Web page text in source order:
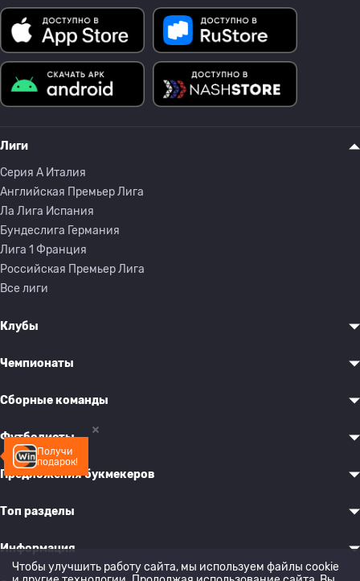
Получи
подарок!
Лиги
Серия A Италия
Английская Премьер Лига
Ла Лига Испания
Бундеслига Германия
Лига 1 Франция
Российская Премьер Лига
Все лиги
Клубы
Чемпионаты
Сборные команды
Футболисты
Предложения букмекеров
Топ разделы
Информация
Чтобы улучшить работу сайта, мы используем файлы cookie